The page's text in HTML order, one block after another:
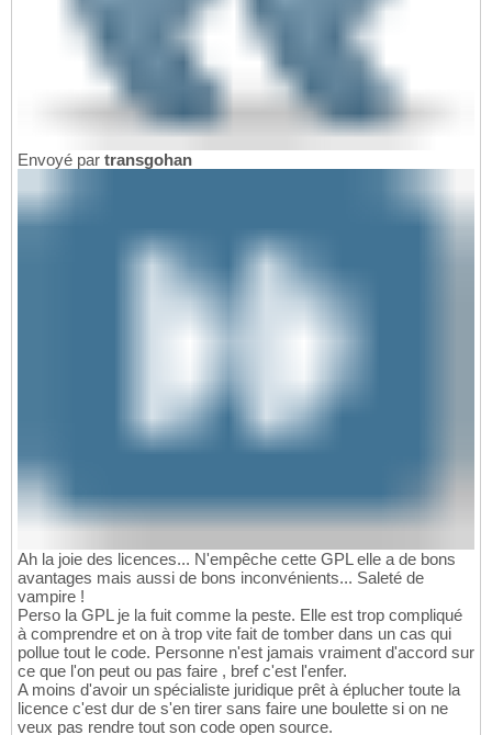
Envoyé par transgohan
Ah la joie des licences... N'empêche cette GPL elle a de bons
avantages mais aussi de bons inconvénients... Saleté de
vampire !
Perso la GPL je la fuit comme la peste. Elle est trop compliqué
à comprendre et on à trop vite fait de tomber dans un cas qui
pollue tout le code. Personne n'est jamais vraiment d'accord sur
ce que l'on peut ou pas faire , bref c'est l'enfer.
A moins d'avoir un spécialiste juridique prêt à éplucher toute la
licence c'est dur de s'en tirer sans faire une boulette si on ne
veux pas rendre tout son code open source.